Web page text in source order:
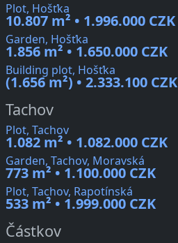
Plot, Hošťka
10.807 m² • 1.996.000 CZK
Garden, Hošťka
1.856 m² • 1.650.000 CZK
Building plot, Hošťka
(1.656 m²) • 2.333.100 CZK
Tachov
Plot, Tachov
1.082 m² • 1.082.000 CZK
Garden, Tachov, Moravská
773 m² • 1.100.000 CZK
Plot, Tachov, Rapotínská
533 m² • 1.999.000 CZK
Částkov